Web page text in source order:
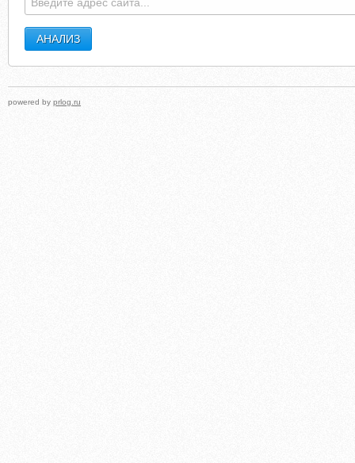
powered by prlog.ru